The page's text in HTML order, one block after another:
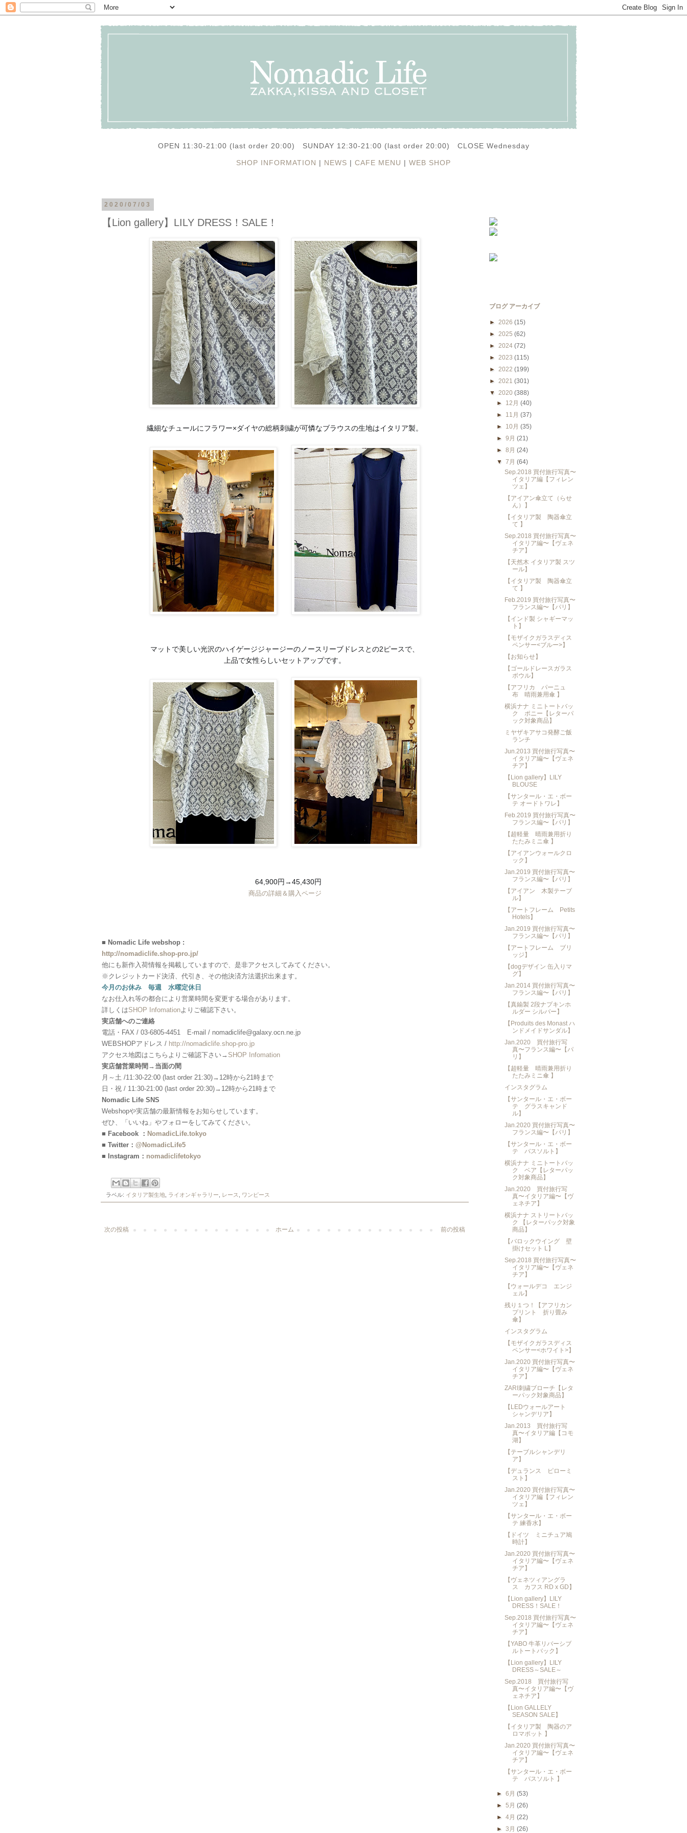
OPEN 11:30-21:00 (last order 20:00) SUNDAY 12:30-21:00 (last order 20:00) CLOSE Wednesday
SHOP INFORMATION | NEWS | CAFE MENU | WEB SHOP
2020/07/03
【Lion gallery】LILY DRESS！SALE！
繊細なチュールにフラワー×ダイヤの総柄刺繍が可憐なブラウスの生地はイタリア製。
マットで美しい光沢のハイゲージジャージーのノースリーブドレスとの2ピースで、
上品で女性らしいセットアップです。
64,900円→45,430円
商品の詳細＆購入ページ
■ Nomadic Life webshop :
http://nomadiclife.shop-pro.jp/
他にも新作入荷情報を掲載していますので、是非アクセスしてみてください。
※クレジットカード決済、代引き、その他決済方法選択出来ます。
今月のお休み 毎週 水曜定休日
なお仕入れ等の都合により営業時間を変更する場合があります。
詳しくはSHOP Infomationよりご確認下さい。
実店舗へのご連絡
電話・FAX / 03-6805-4451 E-mail / nomadiclife@galaxy.ocn.ne.jp
WEBSHOPアドレス / http://nomadiclife.shop-pro.jp
アクセス地図はこちらよりご確認下さい→ SHOP Infomation
実店舗営業時間→当面の間
月～土 /11:30-22:00 (last order 21:30)→12時から21時まで
日・祝 / 11:30-21:00 (last order 20:30)→12時から21時まで
Nomadic Life SNS
Webshopや実店舗の最新情報をお知らせしています。
ぜひ、「いいね」やフォローをしてみてください。
■ Facebook ： NomadicLife.tokyo
■ Twitter： @NomadicLife5
■ Instagram： nomadiclifetokyo
ラベル: イタリア製生地 ライオンギャラリー レース ワンピース
次の投稿 前の投稿
ホーム
ブログ アーカイブ
► 2026 (15)
► 2025 (62)
► 2024 (72)
► 2023 (115)
► 2022 (199)
► 2021 (301)
▼ 2020 (388)
► 12月(40)
► 11月(37)
► 10月(35)
►9月(21)
►8月(24)
▼7月(64)
Sep.2018 買付旅行写真〜
イタリア編【フィレン
ツェ】
【アイアン傘立て（らせ
ん）】
【イタリア製 陶器傘立
て 】
Sep.2018 買付旅行写真〜
イタリア編〜【ヴェネ
チア】
【天然木 イタリア製 スツ
ール】
【イタリア製 陶器傘立
て 】
Feb.2019 買付旅行写真〜
フランス編〜【パリ】
【インド製 シャギーマッ
ト】
【モザイクガラスディス
ペンサー<ブルー>】
【お知らせ】
【ゴールドレースガラス
ボウル】
【アフリカ パーニュ
布 晴雨兼用傘 】
横浜ナナ ミニトートバッ
ク ポニー【レターパ
ック対象商品】
ミヤザキアサコ発酵ご飯
ランチ
Jun.2013 買付旅行写真〜
イタリア編〜【ヴェネ
チア】
【Lion gallery】LILY
BLOUSE
【サンタール・エ・ボー
テ オードトワレ】
Feb.2019 買付旅行写真〜
フランス編〜【パリ】
【超軽量 晴雨兼用折り
たたみミニ傘 】
【アイアンウォールクロ
ック】
Jan.2019 買付旅行写真〜
フランス編〜【パリ】
【アイアン 木製テーブ
ル】
【アートフレーム Petits
Hotels】
Jan.2019 買付旅行写真〜
フランス編〜【パリ】
【アートフレーム ブリ
ッジ】
【dogデザイン 缶入りマ
グ】
Jan.2014 買付旅行写真〜
フランス編〜【パリ】
【真鍮製 2段ナプキンホ
ルダー シルバー】
【Produits des Monast ハ
ンドメイドサンダル】
Jan.2020 買付旅行写
真〜フランス編〜【パ
リ】
【超軽量 晴雨兼用折り
たたみミニ傘 】
インスタグラム
【サンタール・エ・ボー
テ グラスキャンド
ル】
Jan.2020 買付旅行写真〜
フランス編〜【パリ】
【サンタール・エ・ボー
テ バスソルト】
横浜ナナ ミニトートバッ
ク ベア【レターパッ
ク対象商品】
Jan.2020 買付旅行写
真〜イタリア編〜【ヴ
ェネチア】
横浜ナナ ストリートバッ
ク 【レターパック対象
商品】
【バロックウイング 壁
掛けセット L】
Sep.2018 買付旅行写真〜
イタリア編〜【ヴェネ
チア】
【ウォールデコ エンジ
ェル】
残り１つ！【アフリカン
プリント 折り畳み
傘】
インスタグラム
【モザイクガラスディス
ペンサー<ホワイト>】
Jan.2020 買付旅行写真〜
イタリア編〜【ヴェネ
チア】
ZARI刺繍ブローチ【レタ
ーパック対象商品】
【LEDウォールアート
シャンデリア】
Jan.2013 買付旅行写
真〜イタリア編【コモ
湖】
【テーブルシャンデリ
ア】
【デュランス ピローミ
スト】
Jan.2020 買付旅行写真〜
イタリア編【フィレン
ツェ】
【サンタール・エ・ボー
テ 練香水】
【ドイツ ミニチュア鳩
時計】
Jan.2020 買付旅行写真〜
イタリア編〜【ヴェネ
チア】
【ヴェネツィアングラ
ス カフス RD x GD】
【Lion gallery】LILY
DRESS！SALE！
Sep.2018 買付旅行写真〜
イタリア編〜【ヴェネ
チア】
【YABO 牛革リバーシブ
ルトートバック】
【Lion gallery】LILY
DRESS～SALE～
Sep.2018 買付旅行写
真〜イタリア編〜【ヴ
ェネチア】
【Lion GALLELY
SEASON SALE】
【イタリア製 陶器のア
ロマポット 】
Jan.2020 買付旅行写真〜
イタリア編〜【ヴェネ
チア】
【サンタール・エ・ボー
テ バスソルト 】
►6月(53)
►5月(26)
►4月(22)
►3月(26)